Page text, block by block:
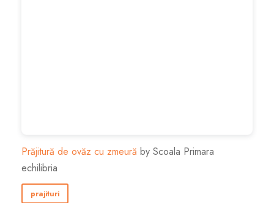
Prăjitură de ovăz cu zmeură by Scoala Primara
echilibria
prajituri